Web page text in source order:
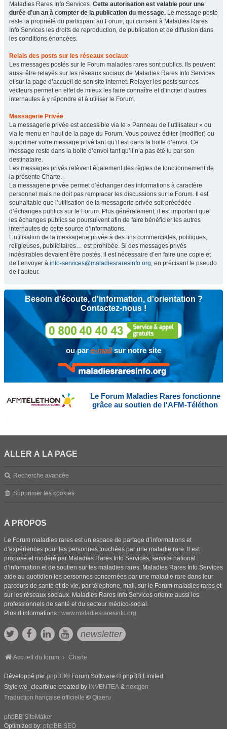
Maladies Rares Info Services. Cette autorisation est valable pour une
durée d’un an à compter de la publication du message. Le message posté
reste la propriété du participant au Forum, qui consent à Maladies Rares
Info Services les droits de reproduction, de publication et de diffusion dans
les conditions énoncées.
Relais des posts sur les réseaux sociaux
Les messages postés sur le Forum maladies rares sont publics. Ils peuvent
aussi être relayés sur les réseaux sociaux de Maladies Rares Info Services
et sur la page d’accueil de son site internet. Relayer les posts sur ces
vecteurs permet en effet de mieux les faire connaître et d’inciter d’autres
internautes à y répondre et à utiliser le Forum.
Messagerie Privée
La messagerie privée est accessible via le « Panneau de l’utilisateur » ou
via le menu en haut de la page du Forum. Vous pouvez éditer (modifier) ou
supprimer votre message privé tant qu’il est dans la boite d’envoi. Ce
message reste dans la boite d’envoi tant qu’il n’a pas été lu par son
destinataire.
Les messages privés relèvent également des règles de fonctionnement de
la présente Charte.
La messagerie privée permet d’échanger des informations à caractère
personnel mais ne doit pas remplacer les discussions sur le Forum. Il est
souhaitable que l’utilisation de la messagerie privée soit précédée
d’échanges publics sur le Forum. Plus généralement, il est important que
les échanges publics se poursuivent afin de faire bénéficier les autres
internautes de cette source d’informations.
L’utilisation de la messagerie privée à des fins commerciales, politiques,
religieuses, publicitaires… est prohibée. Si des messages privés
indésirables devaient être postés, il est nécessaire d’en faire une copie et
de l’envoyer à info-services@maladiesraresinfo.org, en précisant le pseudo
de l’auteur.
Besoin d'écoute, d'information, d'orientation ?
Contactez-nous !
ou pare-mailsur notre site
Le Forum Maladies Rares fonctionne
grâce au soutien de l'AFM-Téléthon
ALLER À LA PAGE
Recherche avancée
Supprimer les cookies
A PROPOS
Le Forum maladies rares est un espace de partage d’informations et
d’expériences pour les personnes touchées par une maladie rare. Il est
proposé et modéré par Maladies Rares Info Services, service national
d’information et de soutien sur les maladies rares. Maladies Rares Info Services
aide au quotidien les personnes concernées par une maladie rare dans leur
parcours de santé et de vie, par téléphone, mail, sur le Forum maladies rares et
sur les réseaux sociaux. Maladies Rares Info Services oriente aussi les
professionnels de santé et du secteur médico-social.
Plus d’informations : www.maladiesraresinfo.org
newsletter
Accueil du forum Charte
Développé par phpBB® Forum Software © phpBB Limited
Style we_clearblue created by INVENTEA & nextgen
Traduction française officielle © Qiaeru
phpBB SiteMaker
Optimized by: phpBB SEO